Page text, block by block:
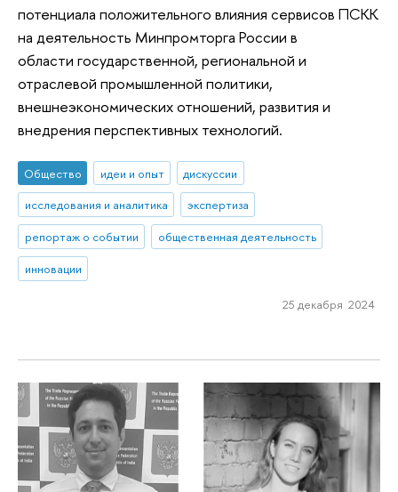
потенциала положительного влияния сервисов ПСКК
на деятельность Минпромторга России в
области государственной, региональной и
отраслевой промышленной политики,
внешнеэкономических отношений, развития и
внедрения перспективных технологий.
Общество идеи и опыт
дискуссии
исследования и аналитика
экспертиза
репортаж о событии
общественная деятельность
инновации
25 декабря 2024